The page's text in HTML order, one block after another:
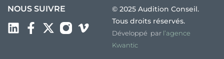
NOUS SUIVRE
© 2025 Audition Conseil.
Tous droits réservés.
Développé par l’agence
Kwantic